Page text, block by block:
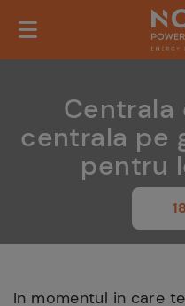
Centrala
centrala pe
pentru
In momentul in care